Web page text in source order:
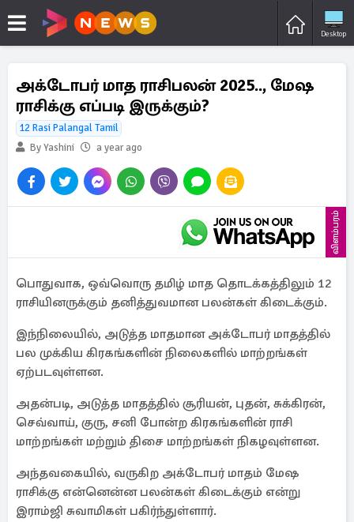
Desktop
அக்டோபர் மாத ராசிபலன் 2025.., மேஷ
ராசிக்கு எப்படி இருக்கும்?
12 Rasi Palangal Tamil
By Yashini
a year ago
விளம்பரம்
பொதுவாக, ஒவ்வொரு தமிழ் மாத தொடக்கத்திலும் 12
ராசியினருக்கும் தனித்துவமான பலன்கள் கிடைக்கும்.
இந்நிலையில், அடுத்த மாதமான அக்டோபர் மாதத்தில்
பல முக்கிய கிரகங்களின் நிலைகளில் மாற்றங்கள்
ஏற்படவுள்ளன.
அதன்படி, அடுத்த மாதத்தில் சூரியன், புதன், சுக்கிரன்,
செவ்வாய், குரு, சனி போன்ற கிரகங்களின் ராசி
மாற்றங்கள் மற்றும் திசை மாற்றங்கள் நிகழவுள்ளன.
அந்தவகையில், வருகிற அக்டோபர் மாதம் மேஷ
ராசிக்கு என்னென்ன பலன்கள் கிடைக்கும் என்று
இராம்ஜி சுவாமிகள் பகிர்ந்துள்ளார்.